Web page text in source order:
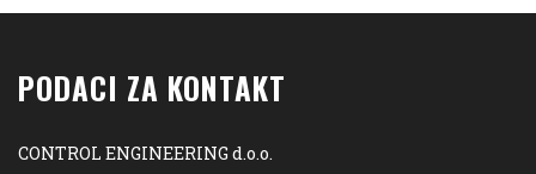
PODACI ZA KONTAKT
CONTROL ENGINEERING d.o.o.